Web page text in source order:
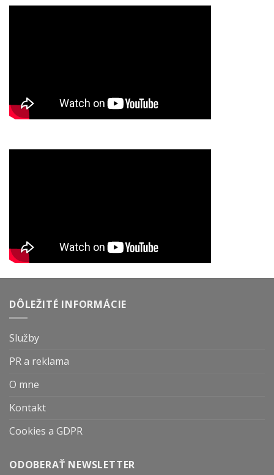
DÔLEŽITÉ INFORMÁCIE
Služby
PR a reklama
O mne
Kontakt
Cookies a GDPR
ODOBERAŤ NEWSLETTER